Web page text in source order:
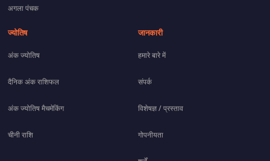
अगला पंचक
ज्योतिष
अंक ज्योतिष
दैनिक अंक राशिफल
अंक ज्योतिष मैचमेकिंग
चीनी राशि
जानकारी
हमारे बारे में
संपर्क
विशेषज्ञ / प्रस्ताव
गोपनीयता